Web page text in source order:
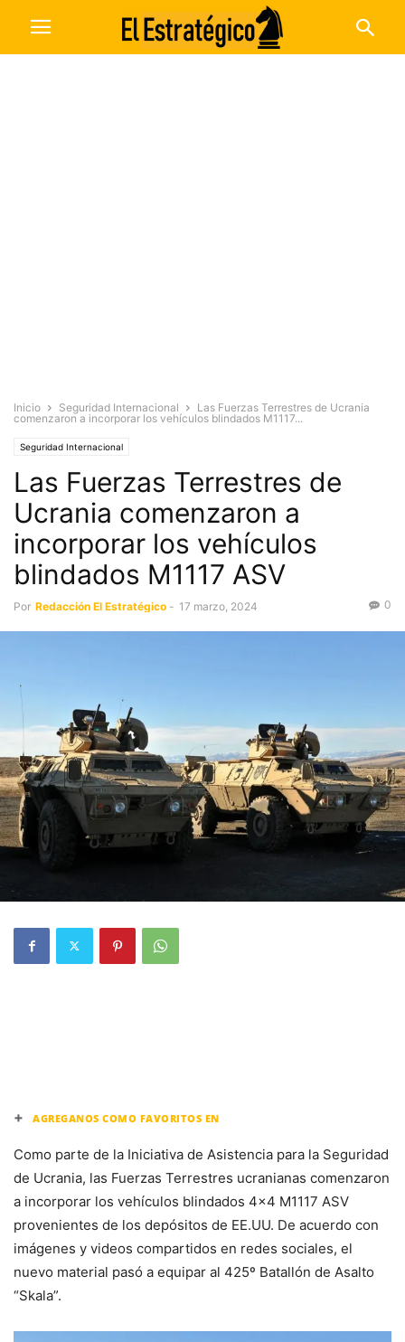
Inicio Seguridad Internacional
Las Fuerzas Terrestres de Ucrania
comenzaron a incorporar los vehículos blindados M1117...
Seguridad Internacional
Las Fuerzas Terrestres de
Ucrania comenzaron a
incorporar los vehículos
blindados M1117 ASV
Por Redacción El Estratégico - 17 marzo, 2024 0
+ AGREGANOS COMO FAVORITOS EN
Como parte de la Iniciativa de Asistencia para la Seguridad
de Ucrania, las Fuerzas Terrestres ucranianas comenzaron
a incorporar los vehículos blindados 4×4 M1117 ASV
provenientes de los depósitos de EE.UU. De acuerdo con
imágenes y videos compartidos en redes sociales, el
nuevo material pasó a equipar al 425º Batallón de Asalto
“Skala”.